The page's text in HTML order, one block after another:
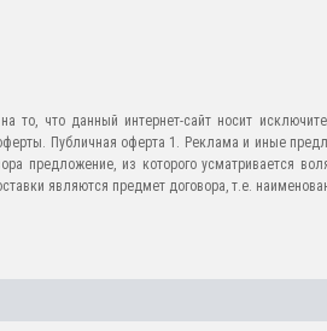
что данный интернет-сайт носит
Публичная оферта 1. Реклама и иные
предложение, из которого усматривается
являются предмет договора, т.е.